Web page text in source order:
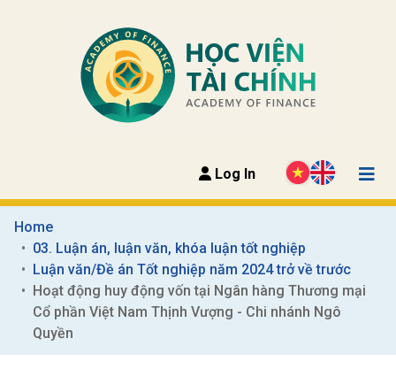
Log In
Home
03. Luận án, luận văn, khóa luận tốt nghiệp
Luận văn/Đề án Tốt nghiệp năm 2024 trở về trước
Hoạt động huy động vốn tại Ngân hàng Thương mại
Cổ phần Việt Nam Thịnh Vượng - Chi nhánh Ngô
Quyền